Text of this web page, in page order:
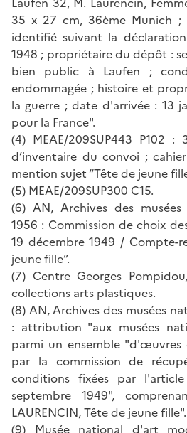
35 x 27 cm, 36ème Munich ;
identifié suivant la
1948 ; propriétaire du dépôt :
bien public à Laufen ;
endommagée ; histoire et
la guerre ; date d'arrivée : 13
pour la France".
(4) MEAE/209SUP443 P102
d’inventaire du convoi ;
mention sujet “Tête de jeune
(5) MEAE/209SUP300 C15.
(6) AN, Archives des
1956 : Commission de choix
19 décembre 1949 / Compte-
jeune fille”.
(7) Centre Georges
collections arts plastiques.
(8) AN, Archives des musées
: attribution "aux musées
parmi un ensemble "d'œuvres
par la commission de
conditions fixées par
septembre 1949",
LAURENCIN, Tête de jeune fille".
(9) Musée national d'art